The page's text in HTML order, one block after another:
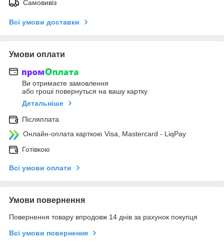
Самовивіз
Всі умови доставки
Умови оплати
Ви отримаєте замовлення
або гроші повернуться на вашу картку
Детальніше
Післяплата
Онлайн-оплата карткою Visa, Mastercard - LiqPay
Готівкою
Всі умови оплати
Умови повернення
Повернення товару впродовж 14 днів за рахунок покупця
Всі умови повернення